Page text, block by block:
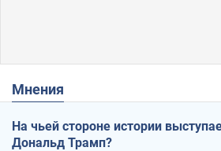
Мнения
На чьей стороне истории
Дональд Трамп?